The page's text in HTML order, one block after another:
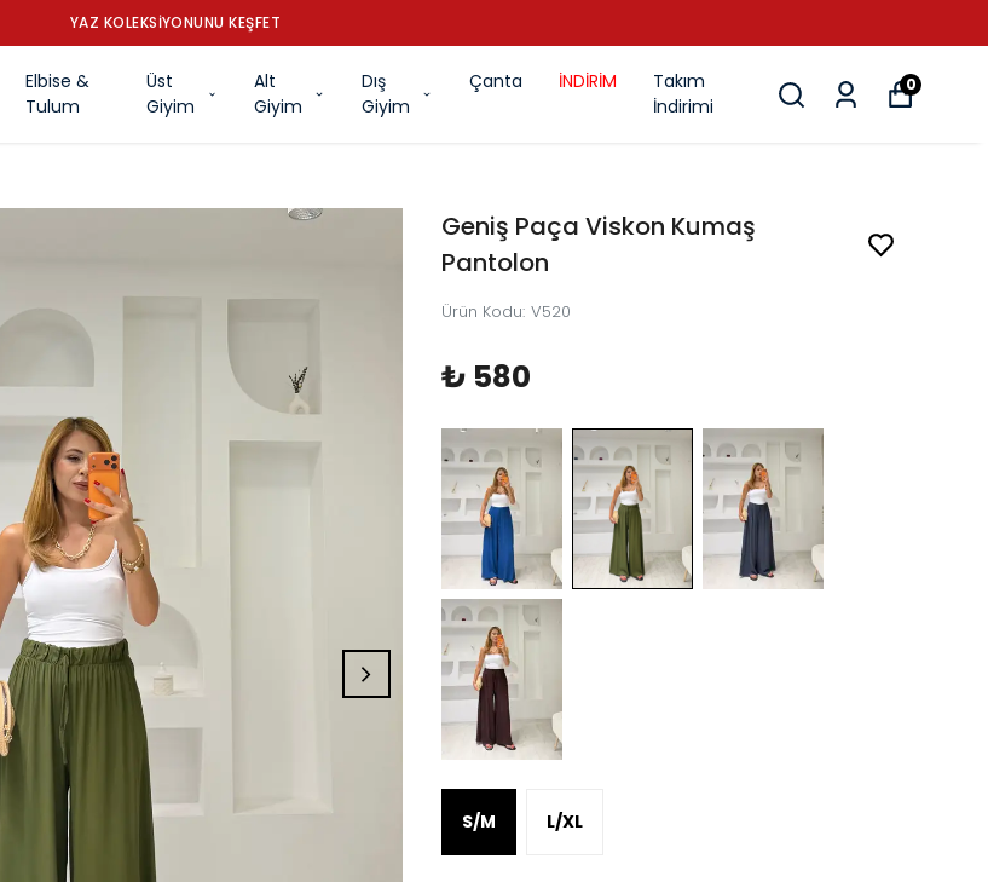
YAZ KOLEKSİYONUNU KEŞFET
Elbise &
Tulum
Üst
Giyim
Alt
Giyim
Dış
Giyim
Çanta İNDİRİM
Takım
İndirimi
0
Geniş Paça Viskon Kumaş
Pantolon
Ürün Kodu: V520
₺ 580
S/M L/XL